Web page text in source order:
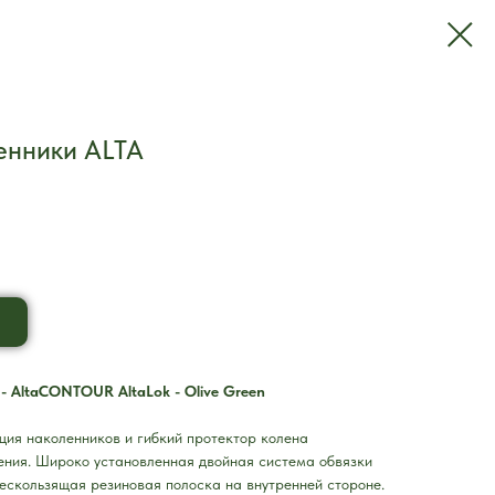
ALTA
AltaCONTOUR AltaLok - Olive Green
наколенников и гибкий протектор колена
Широко установленная двойная система обвязки
резиновая полоска на внутренней стороне.